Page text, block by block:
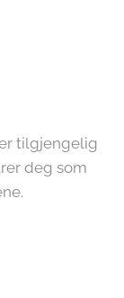
tilgjengelig
deg som